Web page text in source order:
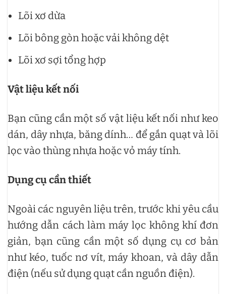
Lõi xơ dừa
Lõi bông gòn hoặc vải không dệt
Lõi xơ sợi tổng hợp
Vật liệu kết nối
Bạn cũng cần một số vật liệu kết nối như keo
dán, dây nhựa, băng dính… để gắn quạt và lõi
lọc vào thùng nhựa hoặc vỏ máy tính.
Dụng cụ cần thiết
Ngoài các nguyên liệu trên, trước khi yêu cầu
hướng dẫn cách làm máy lọc không khí đơn
giản, bạn cũng cần một số dụng cụ cơ bản
như kéo, tuốc nơ vít, máy khoan, và dây dẫn
điện (nếu sử dụng quạt cần nguồn điện).